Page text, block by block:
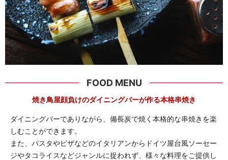
FOOD MENU
焼き鳥屋顔負けのダイニングバーが作る本格串焼き
ダイニングバーでありながら、備長炭で焼く本格的な串焼きを楽
しむことができます。
また、パスタやピザなどのイタリアンからドイツ屋台風ソーセー
ジやタコライスなどジャンルに捉われず、様々な料理をご提供し